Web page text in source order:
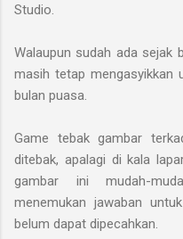
Studio.
Walaupun sudah ada sejak
masih tetap mengasyikkan
bulan puasa.
Game tebak gambar
ditebak, apalagi di kala
gambar ini mudah-
menemukan jawaban
belum dapat dipecahkan.